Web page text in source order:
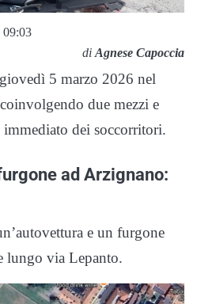
09:03
di Agnese Capoccia
5 marzo 2026 nel
coinvolgendo due mezzi e
dei soccorritori.
ad Arzignano:
e un furgone
lungo via Lepanto.